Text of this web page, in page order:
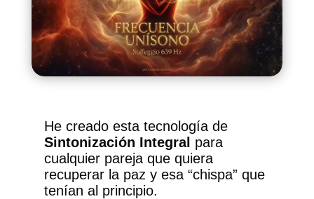
He creado esta tecnología de
Sintonización Integral para
cualquier pareja que quiera
recuperar la paz y esa “chispa” que
tenían al principio.